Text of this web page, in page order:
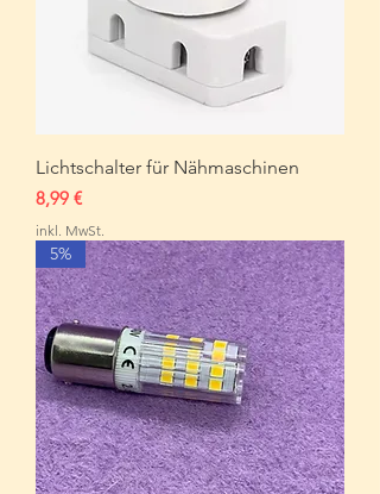
Lichtschalter für Nähmaschinen
Preis
8,99 €
inkl. MwSt.
5%